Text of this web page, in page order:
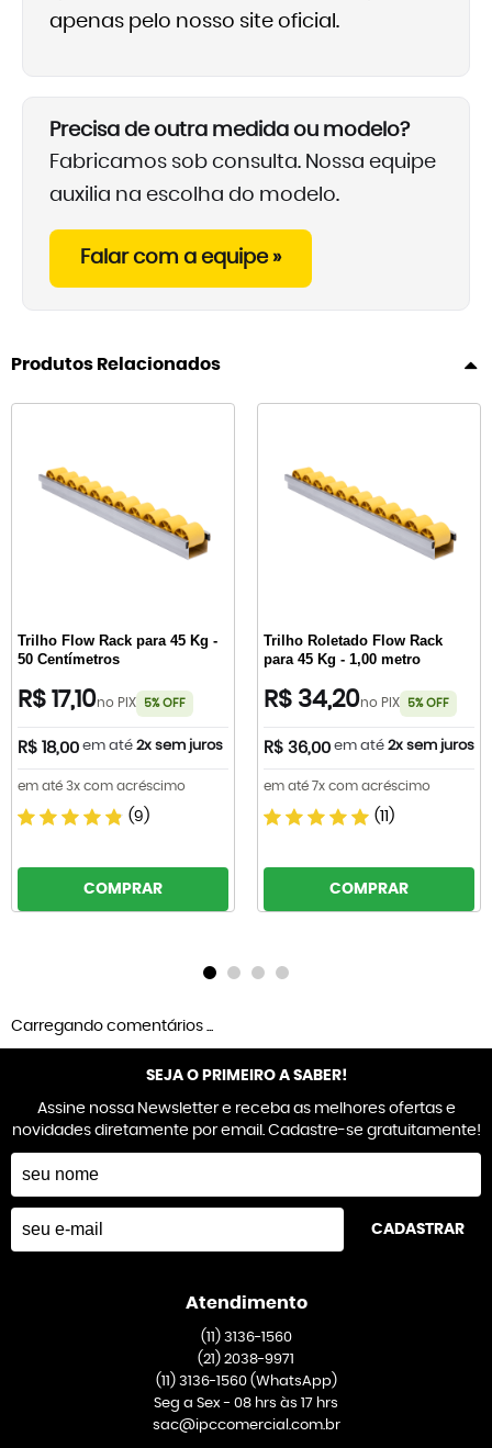
apenas pelo nosso site oficial.
Precisa de outra medida ou modelo?
Fabricamos sob consulta. Nossa equipe
auxilia na escolha do modelo.
Falar com a equipe »
Produtos Relacionados
Trilho Flow Rack para 45 Kg -
50 Centímetros
R$ 17,10no PIX 5% OFF
R$ 18,00 em até 2x sem juros
em até 3x com acréscimo
(9)
COMPRAR
Trilho Roletado Flow Rack
para 45 Kg - 1,00 metro
R$ 34,20no PIX 5% OFF
R$ 36,00 em até 2x sem juros
em até 7x com acréscimo
(11)
COMPRAR
Carregando comentários ...
SEJA O PRIMEIRO A SABER!
Assine nossa Newsletter e receba as melhores ofertas e
novidades diretamente por email. Cadastre-se gratuitamente!
CADASTRAR
Atendimento
(11)3136-1560
(21) 2038-9971
(11)3136-1560 (WhatsApp)
Seg a Sex - 08 hrs às 17 hrs
sac@ipccomercial.com.br